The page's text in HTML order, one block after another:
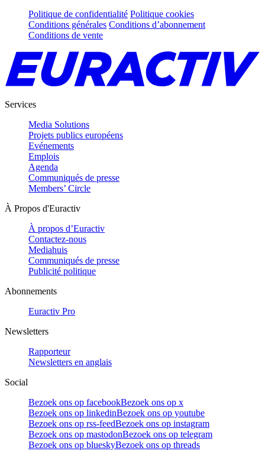
Politique de confidentialité Politique cookies
Conditions générales Conditions d’abonnement
Conditions de vente
Services
Media Solutions
Projets publics européens
Evénements
Emplois
Agenda
Communiqués de presse
Members’ Circle
À Propos d'Euractiv
À propos d’Euractiv
Contactez-nous
Mediahuis
Communiqués de presse
Publicité politique
Abonnements
Euractiv Pro
Newsletters
Rapporteur
Newsletters en anglais
Social
Bezoek ons op facebookBezoek ons op x
Bezoek ons op linkedinBezoek ons op youtube
Bezoek ons op rss-feedBezoek ons op instagram
Bezoek ons op mastodonBezoek ons op telegram
Bezoek ons op blueskyBezoek ons op threads